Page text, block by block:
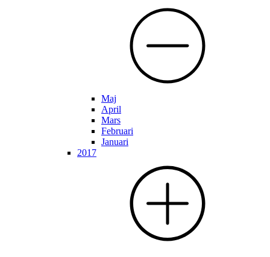
Maj
April
Mars
Februari
Januari
2017